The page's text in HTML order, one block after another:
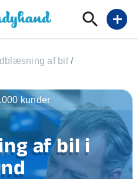
add
af bil /
af bil i
kunder